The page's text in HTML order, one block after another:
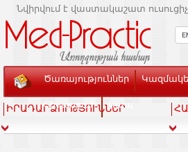
Նվիրվում է վաստակաշատ
Ծառայություններ
Տեսասրահ Կապ
ԻՐԱԴԱՐՁՈՒԹՅՈՒՆՆԵՐ